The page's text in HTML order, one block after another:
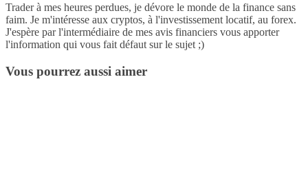
Trader à mes heures perdues, je dévore le monde de la finance sans
faim. Je m'intéresse aux cryptos, à l'investissement locatif, au forex.
J'espère par l'intermédiaire de mes avis financiers vous apporter
l'information qui vous fait défaut sur le sujet ;)
Vous pourrez aussi aimer